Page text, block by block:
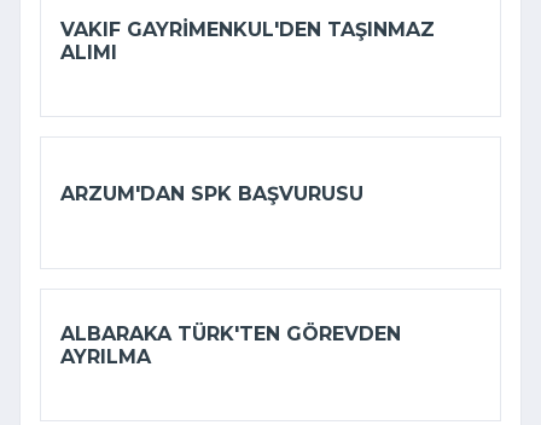
VAKIF GAYRIMENKUL'DEN TAŞINMAZ
ALIMI
ARZUM'DAN SPK BAŞVURUSU
ALBARAKA TÜRK'TEN GÖREVDEN
AYRILMA